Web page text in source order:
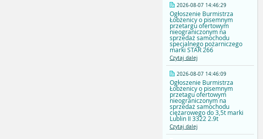
2026-08-07 14:46:29
Ogłoszenie Burmistrza
Łobżenicy o pisemnym
przetargu ofertowym
nieograniczonym na
sprzedaż samochodu
specjalnego pożarniczego
marki STAR 266
Czytaj dalej
2026-08-07 14:46:09
Ogłoszenie Burmistrza
Łobżenicy o pisemnym
przetagu ofertowym
nieograniczonym na
sprzedaż samochodu
ciężarowego do 3,5t marki
Lublin II 3322 2.9t
Czytaj dalej